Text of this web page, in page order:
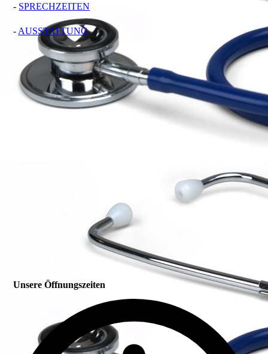
- SPRECHZEITEN
- AUSSTATTUNG
Unsere Öffnungszeiten